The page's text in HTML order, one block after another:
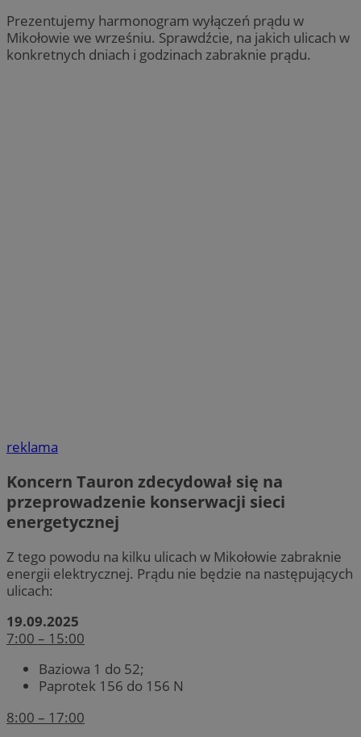
Prezentujemy harmonogram wyłączeń prądu w
Mikołowie we wrześniu. Sprawdźcie, na jakich ulicach w
konkretnych dniach i godzinach zabraknie prądu.
reklama
Koncern Tauron zdecydował się na
przeprowadzenie konserwacji sieci
energetycznej
Z tego powodu na kilku ulicach w Mikołowie zabraknie
energii elektrycznej. Prądu nie będzie na następujących
ulicach:
19.09.2025
7:00 – 15:00
Baziowa 1 do 52;
Paprotek 156 do 156 N
8:00 – 17:00